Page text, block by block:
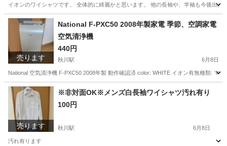
イオンのワイシャツです。 全体的に綺麗かと思います。 他の長袖や、半袖も今後出品
東京 あきる野市 ワイシャツ
売ります
National F-PXC50 2008年製家電 季節、空調家電
空気清浄機
440円
秋川駅 6月8日
National 空気清浄機 F-PXC50 2008年製 動作確認済 color: WHITE イオン有無種類: マ
東京 あきる野市 秋川駅 季節、空調家電 National
売ります
※非対面OK※メンズ白長袖ワイシャツ汚れ有り
100円
秋川駅 6月8日
汚れ有ります